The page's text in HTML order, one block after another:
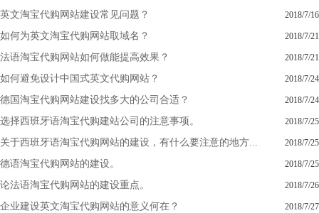
英文淘宝代购网站建设常见问题？ 2018/7/16
如何为英文淘宝代购网站取域名？ 2018/7/21
法语淘宝代购网站如何做能提高效果？ 2018/7/21
如何避免设计中国式英文代购网站？ 2018/7/24
德国淘宝代购网站建设找多大的公司合适？ 2018/7/24
选择西班牙语淘宝代购建站公司的注意事项。 2018/7/25
关于西班牙语淘宝代购网站的建设，有什么要注意的地方... 2018/7/25
德语淘宝代购网站的建设。 2018/7/25
论法语淘宝代购网站的建设重点。 2018/7/26
企业建设英文淘宝代购网站的意义何在？ 2018/7/27